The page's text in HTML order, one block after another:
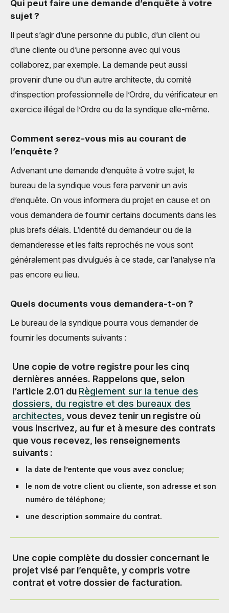
Qui peut faire une demande d’enquête à votre
sujet ?
Il peut s’agir d’une personne du public, d’un client ou
d’une cliente ou d’une personne avec qui vous
collaborez, par exemple. La demande peut aussi
provenir d’une ou d’un autre architecte, du comité
d’inspection professionnelle de l’Ordre, du vérificateur en
exercice illégal de l’Ordre ou de la syndique elle-même.
Comment serez-vous mis au courant de
l’enquête ?
Advenant une demande d’enquête à votre sujet, le
bureau de la syndique vous fera parvenir un avis
d’enquête. On vous informera du projet en cause et on
vous demandera de fournir certains documents dans les
plus brefs délais. L’identité du demandeur ou de la
demanderesse et les faits reprochés ne vous sont
généralement pas divulgués à ce stade, car l’analyse n’a
pas encore eu lieu.
Quels documents vous demandera-t-on ?
Le bureau de la syndique pourra vous demander de
fournir les documents suivants :
Une copie de votre registre pour les cinq
dernières années. Rappelons que, selon
l’article 2.01 du Règlement sur la tenue des
dossiers, du registre et des bureaux des
architectes, vous devez tenir un registre où
vous inscrivez, au fur et à mesure des contrats
que vous recevez, les renseignements
suivants :
la date de l’entente que vous avez conclue;
le nom de votre client ou cliente, son adresse et son
numéro de téléphone;
une description sommaire du contrat.
Une copie complète du dossier concernant le
projet visé par l’enquête, y compris votre
contrat et votre dossier de facturation.